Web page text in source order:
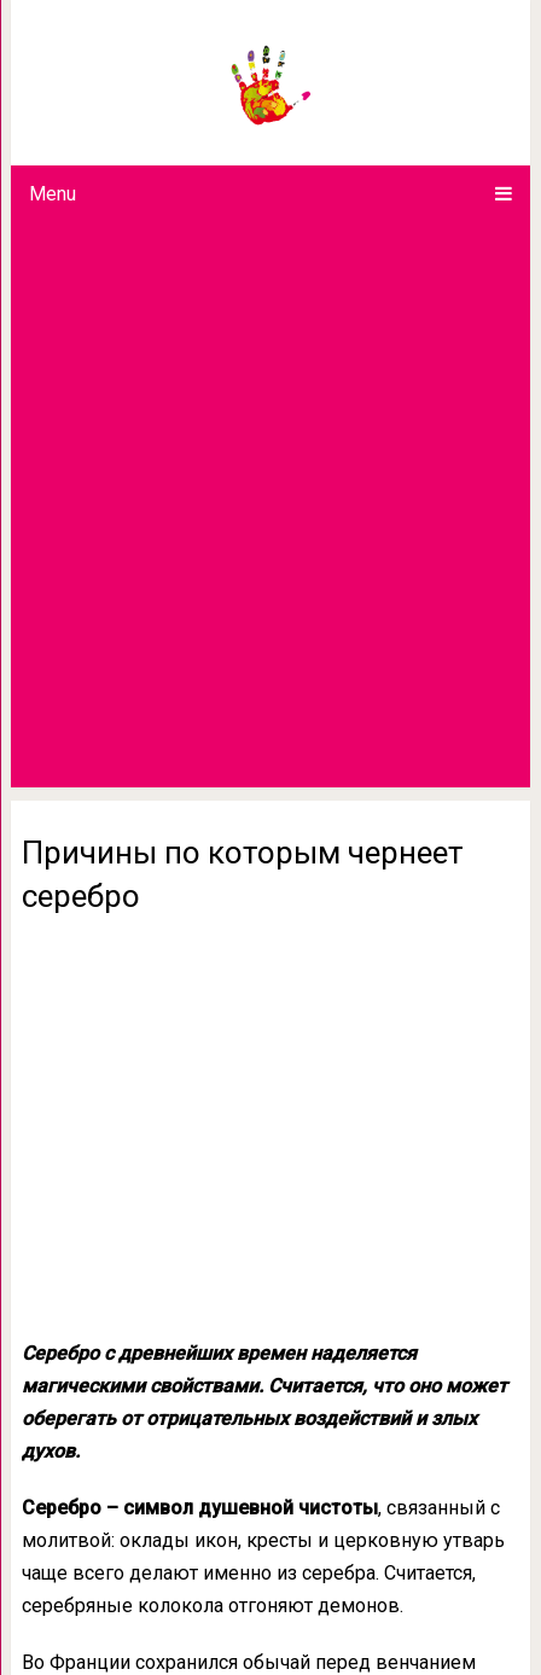
Menu
Причины по которым чернеет
серебро
Серебро с древнейших времен наделяется
магическими свойствами. Считается, что оно может
оберегать от отрицательных воздействий и злых
духов.
Серебро – символ душевной чистоты, связанный с
молитвой: оклады икон, кресты и церковную утварь
чаще всего делают именно из серебра. Считается,
серебряные колокола отгоняют демонов.
Во Франции сохранился обычай перед венчанием